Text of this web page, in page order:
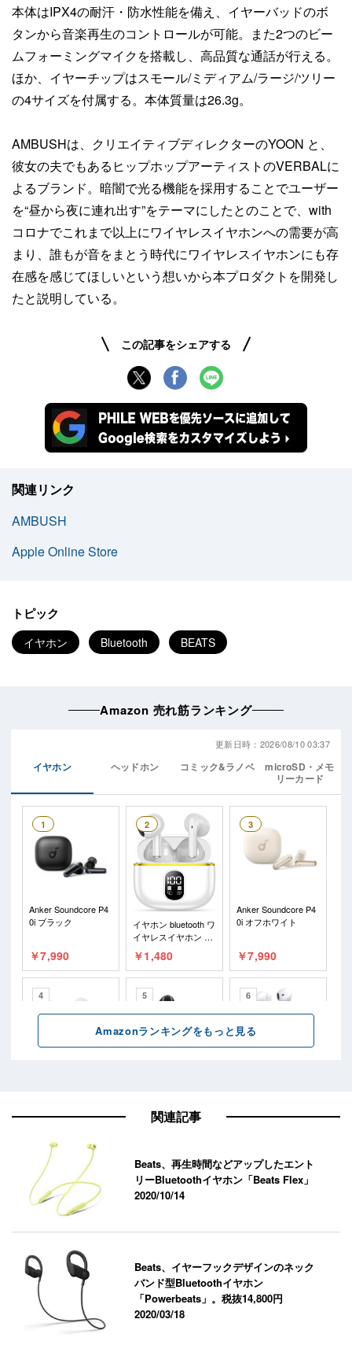
本体はIPX4の耐汗・防水性能を備え、イヤーバッドのボ
タンから音楽再生のコントロールが可能。また2つのビー
ムフォーミングマイクを搭載し、高品質な通話が行える。
ほか、イヤーチップはスモール/ミディアム/ラージ/ツリー
の4サイズを付属する。本体質量は26.3g。
AMBUSHは、クリエイティブディレクターのYOON と、
彼女の夫でもあるヒップホップアーティストのVERBALに
よるブランド。暗闇で光る機能を採用することでユーザー
を“昼から夜に連れ出す”をテーマにしたとのことで、with
コロナでこれまで以上にワイヤレスイヤホンへの需要が高
まり、誰もが音をまとう時代にワイヤレスイヤホンにも存
在感を感じてほしいという想いから本プロダクトを開発し
たと説明している。
この記事をシェアする
関連リンク
AMBUSH
Apple Online Store
トピック
イヤホン Bluetooth BEATS
関連記事
Beats、再生時間などアップしたエント
リーBluetoothイヤホン「Beats Flex」
2020/10/14
Beats、イヤーフックデザインのネック
バンド型Bluetoothイヤホン
「Powerbeats」。税抜14,800円
2020/03/18